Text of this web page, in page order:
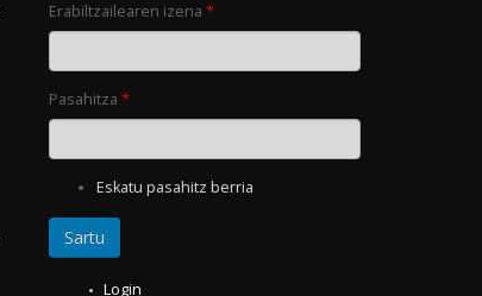
Erabiltzailearen izena *
Pasahitza *
Eskatu pasahitz berria
Login